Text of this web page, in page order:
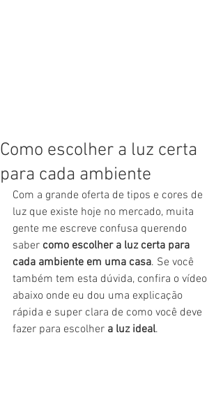
Como escolher a luz certa
para cada ambiente
Com a grande oferta de tipos e cores de
luz que existe hoje no mercado, muita
gente me escreve confusa querendo
saber como escolher a luz certa para
cada ambiente em uma casa. Se você
também tem esta dúvida, confira o vídeo
abaixo onde eu dou uma explicação
rápida e super clara de como você deve
fazer para escolher a luz ideal.